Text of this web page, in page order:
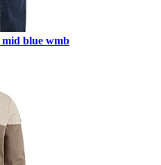
mid blue wmb